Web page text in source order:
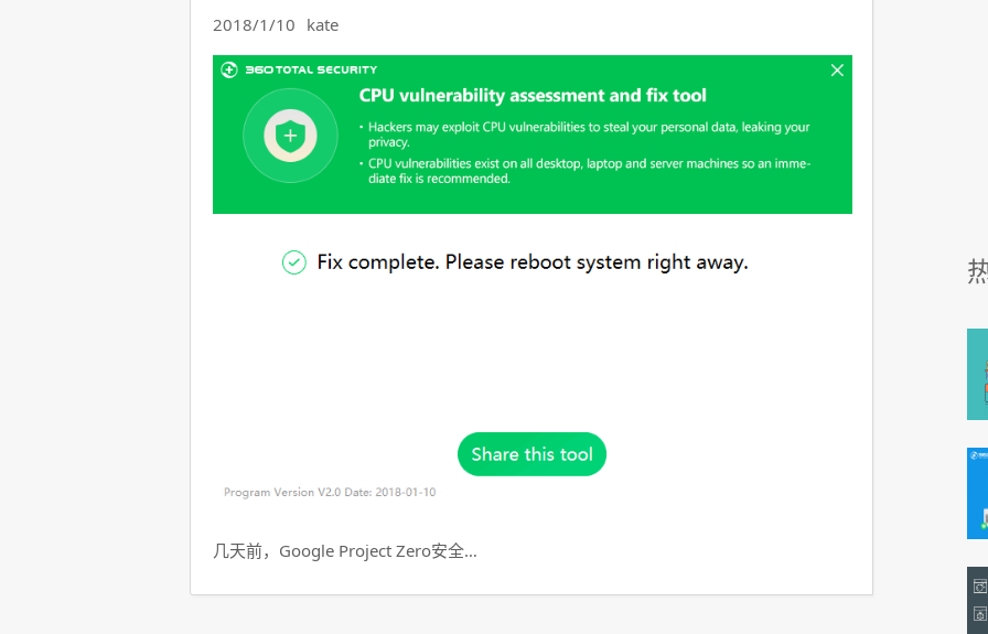
2018/1/10 kate
几天前，Google Project Zero安全…